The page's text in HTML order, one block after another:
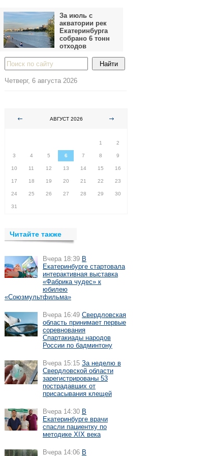
За июль с
акватории рек
Екатеринбурга
собрано 6 тонн
отходов
Четверг, 6 августа 2026
АВГУСТ 2026
1
2
3 4 5 6 7 8 9
10 11 12 13 14 15 16
17 18 19 20 21 22 23
24 25 26 27 28 29 30
31
Читайте также
Вчера 18:39 В
Екатеринбурге стартовала
интерактивная выставка
«Фабрика чудес» к
юбилею
«Союзмультфильма»
Вчера 16:49 Свердловская
область принимает первые
соревнования
Спартакиады народов
России по бадминтону
Вчера 15:15 За неделю в
Свердловской области
зарегистрированы 53
пострадавших от
присасывания клещей
Вчера 14:30 В
Екатеринбурге врачи
спасли пациентку по
методике XIX века
Вчера 14:06 В